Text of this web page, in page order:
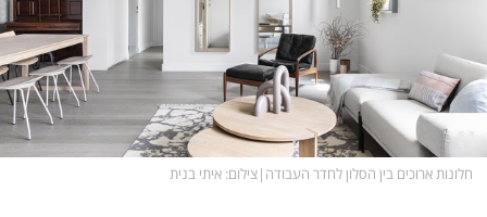
חלונות ארוכים בין הסלון לחדר העבודה |צילום: איתי בנית